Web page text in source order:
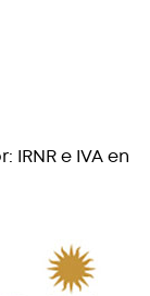
e IVA en